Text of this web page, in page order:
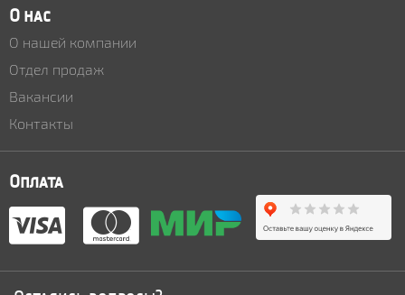
О нас
О нашей компании
Отдел продаж
Вакансии
Контакты
Оплата